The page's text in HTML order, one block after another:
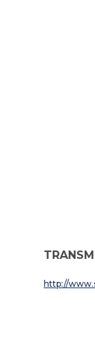
http://